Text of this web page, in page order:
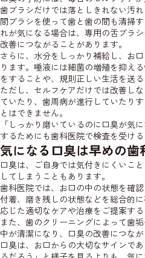
歯ブラシだけでは落としきれない汚
間ブラシを使って歯と歯の間も清掃
れが気になる場合は、専用の舌ブラ
改善につながることがあります。
さらに、水分をしっかり補給し、お
ります。唾液には細菌の増殖を抑え
をすることや、規則正しい生活を送る
ただし、セルフケアだけでは改善し
ていたり、歯周病が進行していたり
とはできません。
「しっかり磨いているのに口臭が気
するためにも歯科医院で検査を受ける
気になる口臭は早めの歯
口臭は、ご自身では気付きにくいこ
してしまうこともあります。
歯科医院では、お口の中の状態を確
付着、磨き残しの状態などを総合的
応じた適切なケアや治療をご提案する
また、歯のクリーニングによって歯
中が清潔になり、口臭の改善につな
口臭は、お口からの大切なサインで